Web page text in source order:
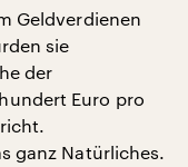
Geldverdienen
sie
der
Euro pro
ganz Natürliches.